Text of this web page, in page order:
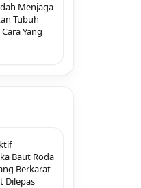
Menjaga
Tubuh
Yang
Baut Roda
Berkarat
Dilepas